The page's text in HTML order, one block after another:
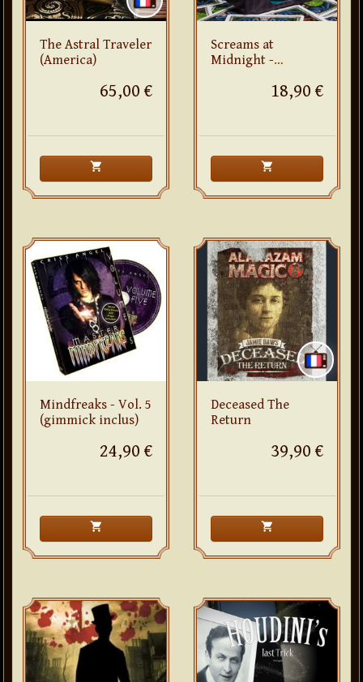
The Astral Traveler
(America)
65,00 €
shopping_cart
Screams at
Midnight -
18,90 €
shopping_cart
Mindfreaks - Vol. 5
(gimmick inclus)
24,90 €
shopping_cart
Deceased The
Return
39,90 €
shopping_cart